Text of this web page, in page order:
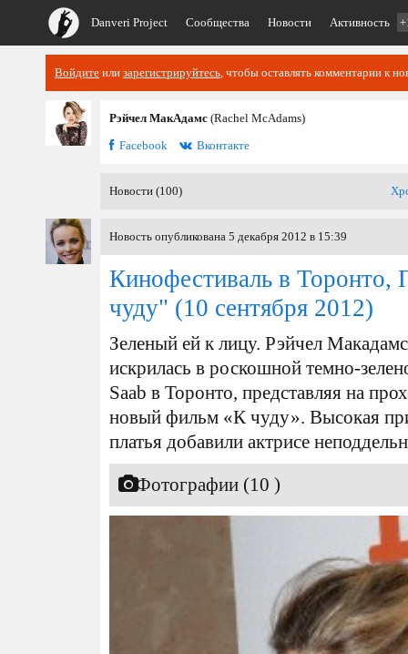
Danveri Project Сообщества Новости Активность
Войдите или зарегистрируйтесь, чтобы оставлять комментарии к
Рэйчел МакАдамс (Rachel McAdams)
Facebook
Вконтакте
Новости (100)
Новость опубликована 5 декабря 2012 в 15:39
Кинофестиваль в
чуду" (10 сентября 2012)
Зеленый ей к лицу. Рэйчел
искрилась в роскошной темно-
Saab в Торонто, представляя на
новый фильм «К чуду». Высокая
платья добавили актрисе
Фотографии (10 )